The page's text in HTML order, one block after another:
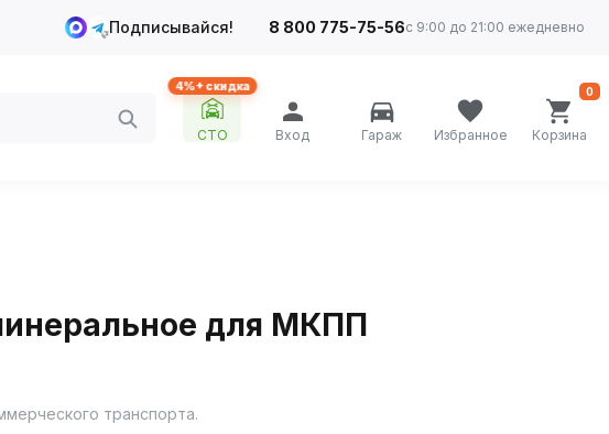
Подписывайся! 8 800 775-75-56с 9:00 до 21:00 ежедневно
4%+ скидка
СТО Вход Гараж Избранное Корзина
0
для МКПП
транспорта.